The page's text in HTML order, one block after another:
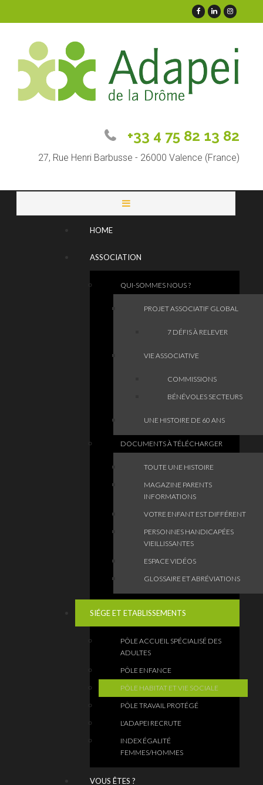
+33 4 75 82 13 82
27, Rue Henri Barbusse - 26000 Valence (France)
HOME
ASSOCIATION
QUI-SOMMES NOUS ?
PROJET ASSOCIATIF GLOBAL
7 DÉFIS À RELEVER
VIE ASSOCIATIVE
COMMISSIONS
BÉNÉVOLES SECTEURS
UNE HISTOIRE DE 60 ANS
DOCUMENTS À TÉLÉCHARGER
TOUTE UNE HISTOIRE
MAGAZINE PARENTS
INFORMATIONS
VOTRE ENFANT EST DIFFÉRENT
PERSONNES HANDICAPÉES
VIEILLISSANTES
ESPACE VIDÉOS
GLOSSAIRE ET ABRÉVIATIONS
SIÉGE ET ETABLISSEMENTS
PÔLE ACCUEIL SPÉCIALISÉ DES
ADULTES
PÔLE ENFANCE
PÔLE HABITAT ET VIE SOCIALE
PÔLE TRAVAIL PROTÉGÉ
L'ADAPEI RECRUTE
INDEX ÉGALITÉ
FEMMES/HOMMES
VOUS ÊTES ?